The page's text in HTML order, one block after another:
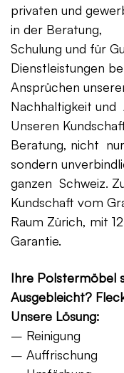
privaten und
in der Beratung,
Schulung und für
Dienstleistungen
Ansprüchen
Nachhaltigkeit und
Unseren
Beratung, nicht
sondern
ganzen Schweiz.
Kundschaft vom
Raum Zürich, mit
Garantie.
Ihre Polstermöbel
Ausgebleicht?
Unsere Lösung:
– Reinigung
– Auffrischung